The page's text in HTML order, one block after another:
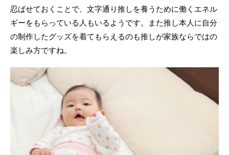
忍ばせておくことで、文字通り推しを養うために働くエネル
ギーをもらっている人もいるようです。また推し本人に自分
の制作したグッズを着てもらえるのも推しが家族ならではの
楽しみ方ですね。